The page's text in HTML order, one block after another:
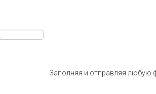
Заполняя и отправляя любую